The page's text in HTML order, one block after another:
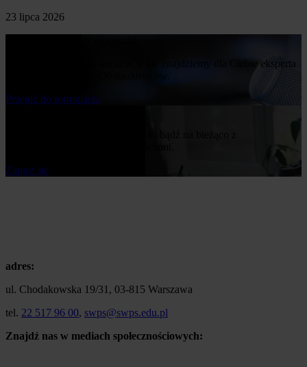
23 lipca 2026
Napisz nam o swoim temacie, a my znajdziemy dla Ciebie eksperta
Przejdż do formularza
Zapisz się
adres:
ul. Chodakowska 19/31, 03-815 Warszawa
tel. 22 517 96 00, swps@swps.edu.pl
Znajdź nas w mediach społecznościowych: